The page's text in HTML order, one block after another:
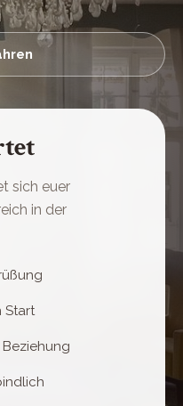
sich euer
in der
Start
Beziehung